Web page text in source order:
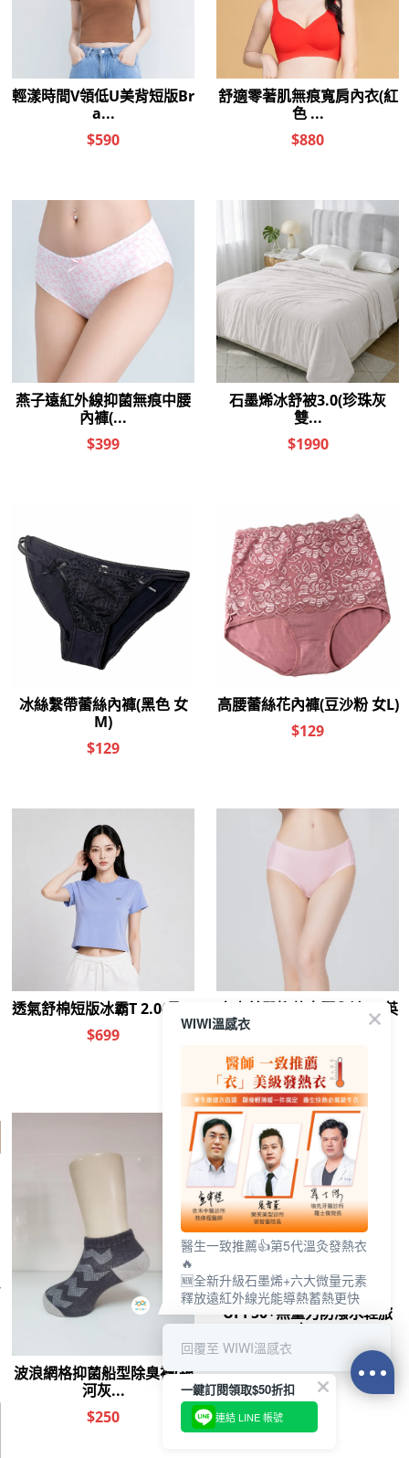
前往結帳 加入購物車
其他人也看了
石墨烯舒眠枕
$1590
冰氧雲柔無痕內褲
(燕麥奶 F)
$250
內衣(浪漫紫 女M-
$880
石墨
WIWI溫感衣
醫生一致推薦👍第5代溫灸發熱衣
🔥
🆕全新升級石墨烯+六大微量元素
釋放遠紅外線光能導熱蓄熱更快
回覆至 WIWI溫感衣
一鍵訂閱領取$50折扣
連結 LINE 帳號